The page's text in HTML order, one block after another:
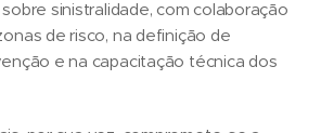
sinistralidade, com colaboração
de risco, na definição de
e na capacitação técnica dos